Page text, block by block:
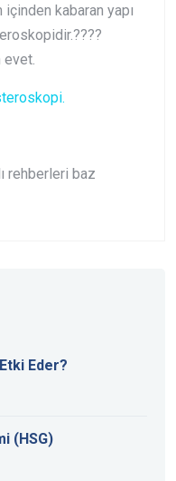
kabaran yapı
????
evet.
rehberleri baz
Eder?
(HSG)